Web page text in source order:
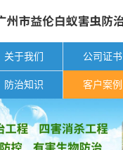
关于我们 公司证书
防治知识 客户案例